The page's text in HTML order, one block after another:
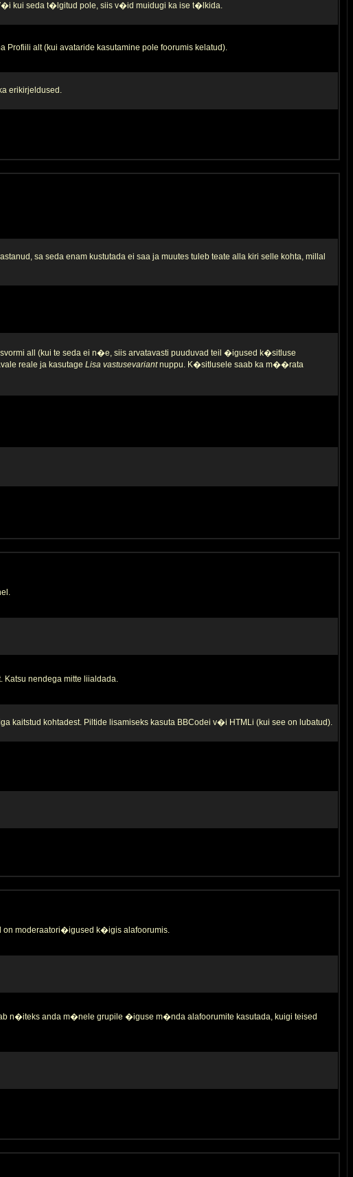
kui seda t�lgitud pole, siis v�id muidugi ka ise t�lkida.
Profiili alt (kui avataride kasutamine pole foorumis kelatud).
erikirjeldused.
sa seda enam kustutada ei saa ja muutes tuleb teate alla kiri selle kohta, millal
all (kui te seda ei n�e, siis arvatavasti puuduvad teil �igused k�sitluse
reale ja kasutage Lisa vastusevariantnuppu. K�sitlusele saab ka m��rata
nendega mitte liialdada.
kaitstud kohtadest. Piltide lisamiseks kasuta BBCodei v�i HTMLi (kui see on lubatud).
moderaatori�igused k�igis alafoorumis.
n�iteks anda m�nele grupile �iguse m�nda alafoorumite kasutada, kuigi teised